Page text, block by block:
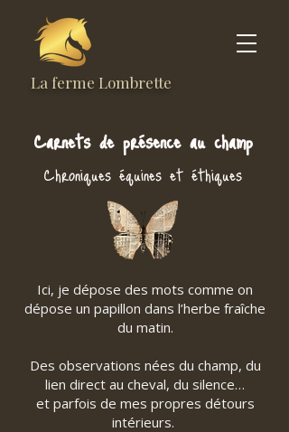
La ferme Lombrette
Carnets de présence au champ
Chroniques équines et éthiques
Ici, je dépose des mots comme on
dépose un papillon dans l’herbe fraîche
du matin.
Des observations nées du champ, du
lien direct au cheval, du silence…
et parfois de mes propres détours
intérieurs.